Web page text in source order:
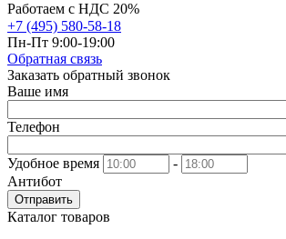
Работаем с НДС 20%
+7 (495) 580-58-18
Пн-Пт 9:00-19:00
Обратная связь
Заказать обратный звонок
Ваше имя
Телефон
Удобное время
-
Антибот
Отправить
Каталог товаров